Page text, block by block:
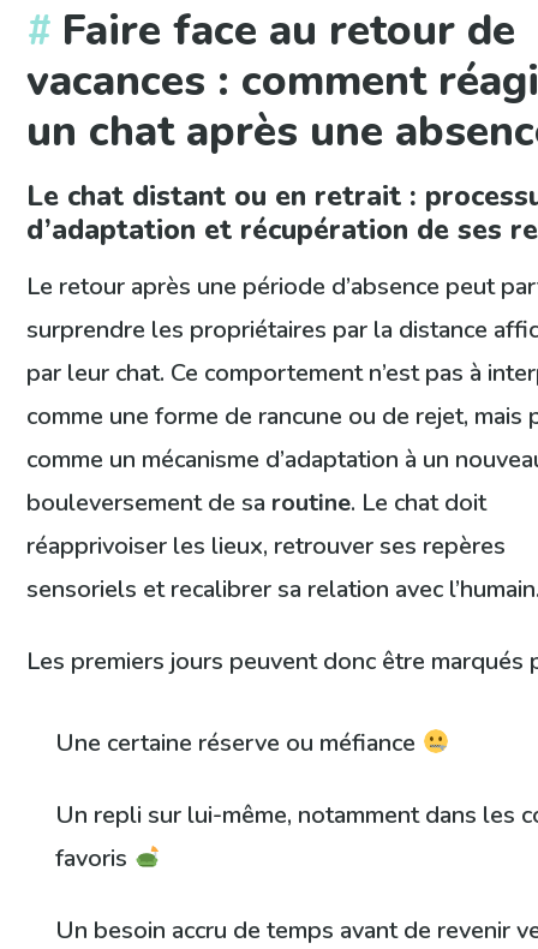
Faire face au retour de
vacances : comment
un chat après une
Le chat distant ou en retrait :
d’adaptation et récupération de ses
Le retour après une période d’absence peut
surprendre les propriétaires par la distance
par leur chat. Ce comportement n’est pas à
comme une forme de rancune ou de rejet, mais
comme un mécanisme d’adaptation à un
bouleversement de sa routine. Le chat doit
réapprivoiser les lieux, retrouver ses repères
sensoriels et recalibrer sa relation avec
Les premiers jours peuvent donc être marqués
Une certaine réserve ou méfiance
Un repli sur lui-même, notamment dans les
favoris
Un besoin accru de temps avant de revenir